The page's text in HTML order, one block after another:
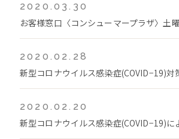
2020.03.30
お客様窓口〈コンシューマープラザ〉土
2020.02.28
新型コロナウイルス感染症(COVID−19)
2020.02.20
新型コロナウイルス感染症(COVID−19)